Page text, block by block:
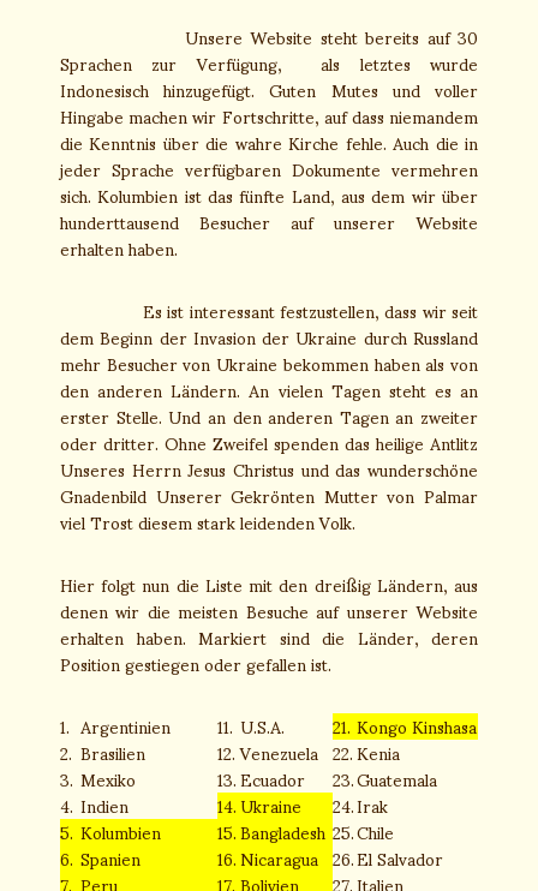
Unsere Website steht bereits auf 30
Sprachen zur Verfügung, als letztes wurde
Indonesisch hinzugefügt. Guten Mutes und voller
Hingabe machen wir Fortschritte, auf dass niemandem
die Kenntnis über die wahre Kirche fehle. Auch die in
jeder Sprache verfügbaren Dokumente vermehren
sich. Kolumbien ist das fünfte Land, aus dem wir über
hunderttausend Besucher auf unserer Website
erhalten haben.
Es ist interessant festzustellen, dass wir seit
dem Beginn der Invasion der Ukraine durch Russland
mehr Besucher von Ukraine bekommen haben als von
den anderen Ländern. An vielen Tagen steht es an
erster Stelle. Und an den anderen Tagen an zweiter
oder dritter. Ohne Zweifel spenden das heilige Antlitz
Unseres Herrn Jesus Christus und das wunderschöne
Gnadenbild Unserer Gekrönten Mutter von Palmar
viel Trost diesem stark leidenden Volk.
Hier folgt nun die Liste mit den dreißig Ländern, aus
denen wir die meisten Besuche auf unserer Website
erhalten haben. Markiert sind die Länder, deren
Position gestiegen oder gefallen ist.
1. Argentinien 11.U.S.A. 21.Kongo Kinshasa
2.Brasilien 12.Venezuela 22.Kenia
3.Mexiko 13.Ecuador 23.Guatemala
4.Indien 14.Ukraine 24.Irak
5.Kolumbien 15.Bangladesh25.Chile
6.Spanien 16.Nicaragua 26.El Salvador